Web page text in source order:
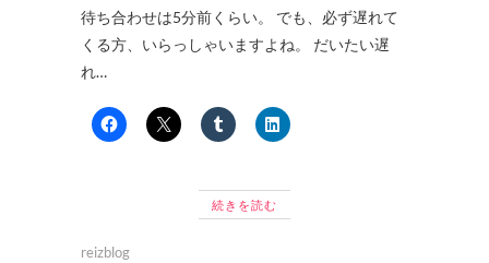
待ち合わせは5分前くらい。 でも、必ず遅れて
くる方、いらっしゃいますよね。 だいたい遅
れ…
続きを読む
reizblog